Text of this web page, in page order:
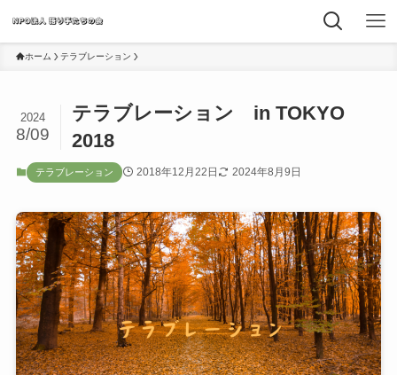
ホーム テラブレーション
テラブレーション in TOKYO
2018
2024
8/09
テラブレーション 2018年12月22日 2024年8月9日